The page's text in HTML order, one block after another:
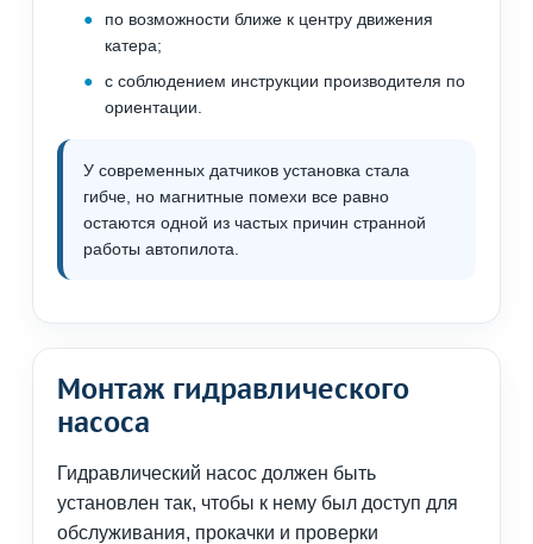
по возможности ближе к центру движения
катера;
с соблюдением инструкции производителя по
ориентации.
У современных датчиков установка стала
гибче, но магнитные помехи все равно
остаются одной из частых причин странной
работы автопилота.
Монтаж гидравлического
насоса
Гидравлический насос должен быть
установлен так, чтобы к нему был доступ для
обслуживания, прокачки и проверки